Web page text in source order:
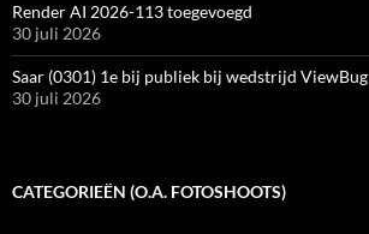
Render AI 2026-113 toegevoegd
30 juli 2026
Saar (0301) 1e bij publiek bij wedstrijd ViewBug
30 juli 2026
CATEGORIEËN (O.A. FOTOSHOOTS)